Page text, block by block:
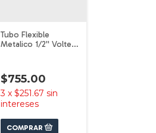
Tubo Flexible
Metalico 1/2'' Volteck
$755.00
3 x $251.67 sin
intereses